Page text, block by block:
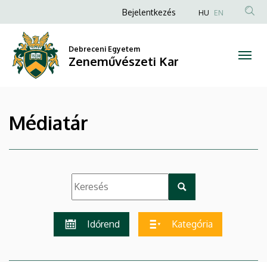
Zeneművészeti
Kar
a
tartalomra
Anonim
fiók
menüje
Bejelentkezés HU EN
Debreceni Egyetem
Zeneművészeti Kar
Médiatár
Időrend Kategória